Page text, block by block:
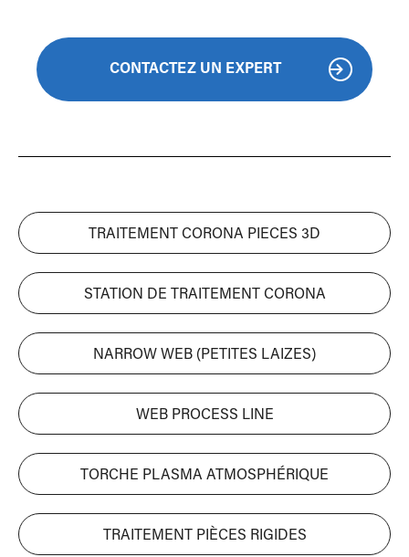
CONTACTEZ UN EXPERT
TRAITEMENT CORONA PIECES 3D
STATION DE TRAITEMENT CORONA
NARROW WEB (PETITES LAIZES)
WEB PROCESS LINE
TORCHE PLASMA ATMOSPHÉRIQUE
TRAITEMENT PIÈCES RIGIDES